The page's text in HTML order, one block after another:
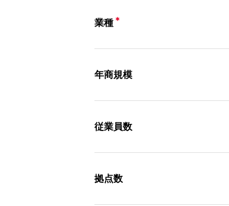
業種 ＊
年商規模
従業員数
拠点数